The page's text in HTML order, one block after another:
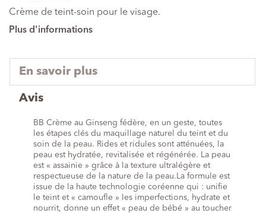
Crème de teint-soin pour le visage.
Plus d'informations
En savoir plus
Avis
BB Crème au Ginseng fédère, en un geste, toutes
les étapes clés du maquillage naturel du teint et du
soin de la peau. Rides et ridules sont atténuées, la
peau est hydratée, revitalisée et régénérée. La peau
est « assainie » grâce à la texture ultralégère et
respectueuse de la nature de la peau.La formule est
issue de la haute technologie coréenne qui : unifie
le teint et « camoufle » les imperfections, hydrate et
nourrit, donne un effet « peau de bébé » au toucher